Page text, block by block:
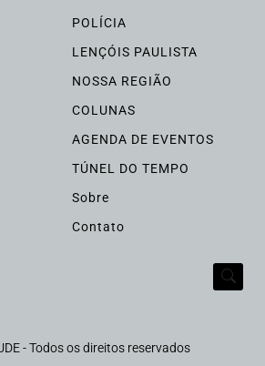
POLÍCIA
LENÇÓIS PAULISTA
NOSSA REGIÃO
COLUNAS
AGENDA DE EVENTOS
TÚNEL DO TEMPO
Sobre
Contato
- Todos os direitos reservados
Privacidade
nossos Termos de Uso e